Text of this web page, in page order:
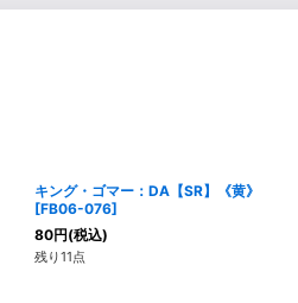
キング・ゴマー：DA【SR】《黄》
[FB06-076]
80円(税込)
残り11点